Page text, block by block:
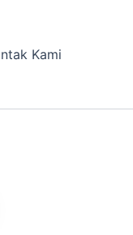
Kami